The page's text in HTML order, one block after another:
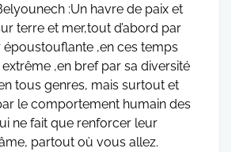
:Un havre de paix et
terre et mer,tout d’abord par
époustouflante ,en ces temps
,en bref par sa diversité
tous genres, mais surtout et
le comportement humain des
ne fait que renforcer leur
partout où vous allez.